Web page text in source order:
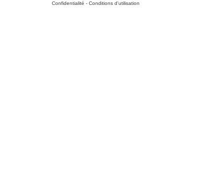
Confidentialité - Conditions d'utilisation